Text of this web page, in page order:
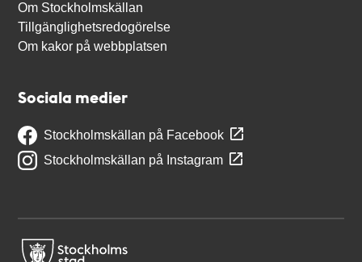
Om Stockholmskällan
Tillgänglighetsredogörelse
Om kakor på webbplatsen
Sociala medier
Stockholmskällan på Facebook
Stockholmskällan på Instagram